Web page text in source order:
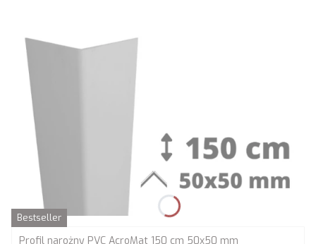
Bestseller
Profil narożny PVC AcroMat 150 cm 50x50 mm